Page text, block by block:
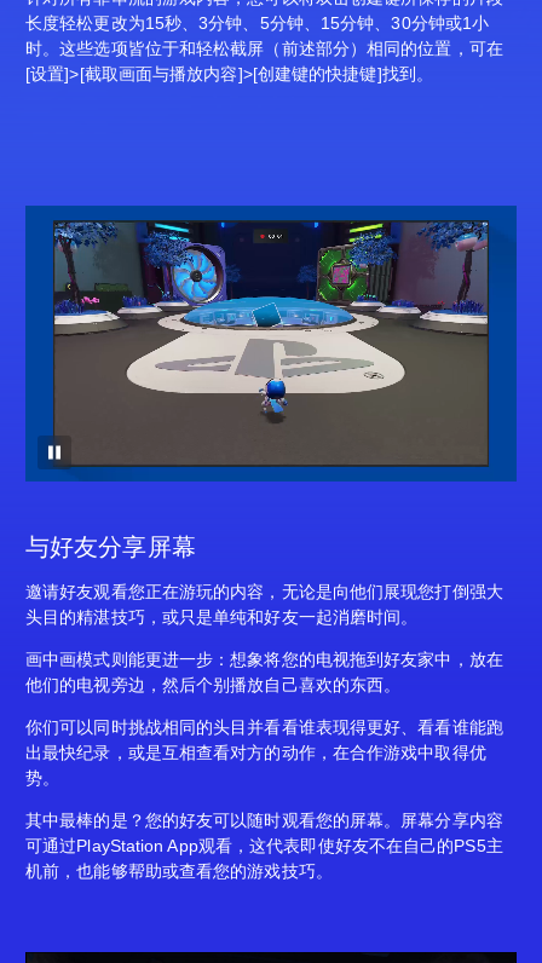
长度轻松更改为15秒、3分钟、5分钟、15分钟、30分钟或1小
时。这些选项皆位于和轻松截屏（前述部分）相同的位置，可在
[设置]>[截取画面与播放内容]>[创建键的快捷键]找到。
与好友分享屏幕
邀请好友观看您正在游玩的内容，无论是向他们展现您打倒强大
头目的精湛技巧，或只是单纯和好友一起消磨时间。
画中画模式则能更进一步：想象将您的电视拖到好友家中，放在
他们的电视旁边，然后个别播放自己喜欢的东西。
你们可以同时挑战相同的头目并看看谁表现得更好、看看谁能跑
出最快纪录，或是互相查看对方的动作，在合作游戏中取得优
势。
其中最棒的是？您的好友可以随时观看您的屏幕。屏幕分享内容
可通过PlayStation App观看，这代表即使好友不在自己的PS5主
机前，也能够帮助或查看您的游戏技巧。